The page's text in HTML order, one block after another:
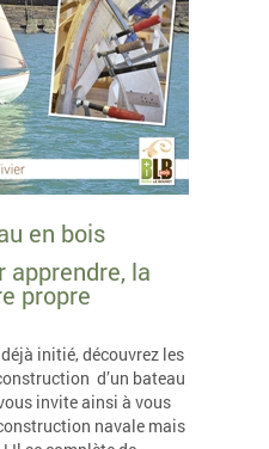
en bois
apprendre, la
propre
initié, découvrez les
d’un bateau
invite ainsi à vous
navale mais